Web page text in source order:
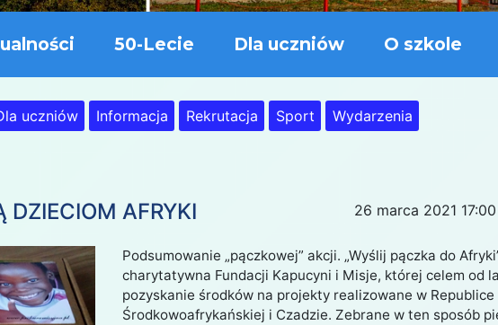
50-Lecie Dla uczniów O szkole
uczniów Informacja Rekrutacja Sport Wydarzenia
DZIECIOM AFRYKI 26 marca 2021 17:00
Podsumowanie „pączkowej” akcji. „Wyślij pączka do
charytatywna Fundacji Kapucyni i Misje, której celem od
pozyskanie środków na projekty realizowane w Republice
Środkowoafrykańskiej i Czadzie. Zebrane w ten sposób